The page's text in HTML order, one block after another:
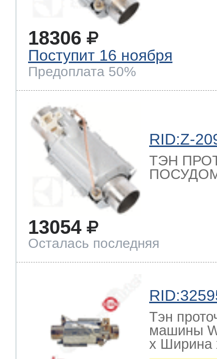
18306
Поступит 16 ноября
Предоплата 50%
RID:Z-
ТЭН
13054
Осталась последняя
Тэн
машины
х Ширина